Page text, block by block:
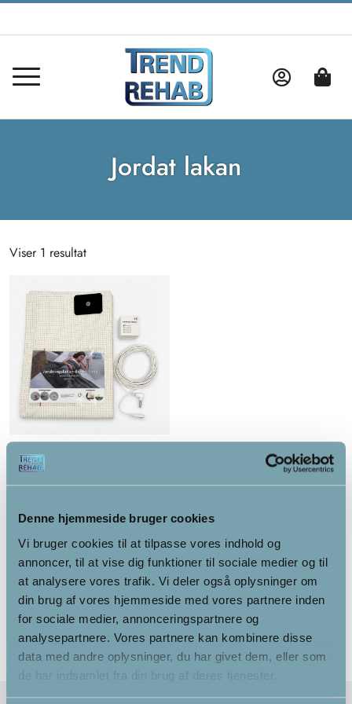
Denne hjemmeside bruger cookies
Vi bruger cookies til at tilpasse vores indhold og
annoncer, til at vise dig funktioner til sociale medier og til
at analysere vores trafik. Vi deler også oplysninger om
din brug af vores hjemmeside med vores partnere inden
for sociale medier, annonceringspartnere og
analysepartnere. Vores partnere kan kombinere disse
data med andre oplysninger, du har givet dem, eller som
de har indsamlet fra din brug af deres tjenester.
Jordat lakan
Viser 1 resultat
Jordingslagen til
dobbeltseng 180 x 200 cm
1,239.00
Alternativ